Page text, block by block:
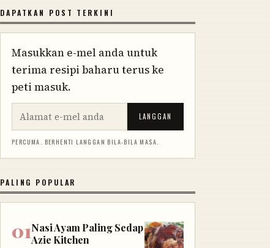
DAPATKAN POST TERKINI
Masukkan e-mel anda untuk
terima resipi baharu terus ke
peti masuk.
LANGGAN
PERCUMA. BERHENTI LANGGAN BILA-BILA MASA.
PALING POPULAR
Nasi Ayam Paling Sedap
Azie Kitchen